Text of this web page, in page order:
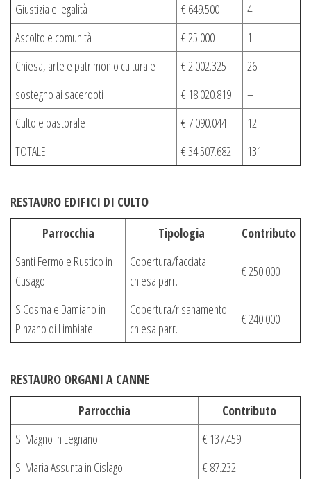
Giustizia e legalità
€ 649.500
4
Ascolto e comunità
€ 25.000
1
Chiesa, arte e patrimonio culturale
€ 2.002.325
26
sostegno ai sacerdoti
€ 18.020.819
–
Culto e pastorale
€ 7.090.044
12
TOTALE
€ 34.507.682 131
RESTAURO EDIFICI DI CULTO
Parrocchia
Tipologia
Contributo
Santi Fermo e Rustico in
Cusago
Copertura/facciata
chiesa parr.
€ 250.000
S.Cosma e Damiano in
Pinzano di Limbiate
Copertura/risanamento
chiesa parr.
€ 240.000
RESTAURO ORGANI A CANNE
Parrocchia
Contributo
S. Magno in Legnano
€ 137.459
S. Maria Assunta in Cislago
€ 87.232